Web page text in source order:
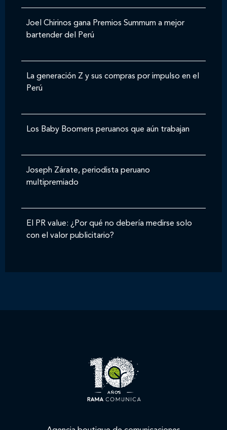
Joel Chirinos gana Premios Summum a mejor
bartender del Perú
La generación Z y sus compras por impulso en el
Perú
Los Baby Boomers peruanos que aún trabajan
Joseph Zárate, periodista peruano
multipremiado
El PR value: ¿Por qué no debería medirse solo
con el valor publicitario?